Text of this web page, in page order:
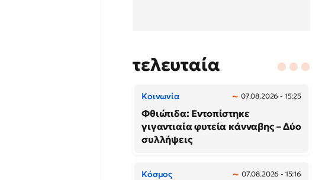
τελευταία
Κοινωνία 07.08.2026 - 15:25
Φθιώτιδα: Εντοπίστηκε
γιγαντιαία φυτεία κάνναβης – Δύο
συλλήψεις
Κόσμος 07.08.2026 - 15:16